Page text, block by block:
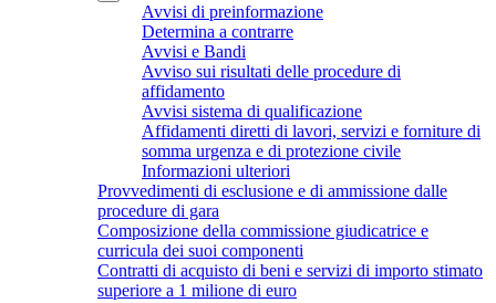
Avvisi di preinformazione
Determina a contrarre
Avvisi e Bandi
Avviso sui risultati delle procedure di
affidamento
Avvisi sistema di qualificazione
Affidamenti diretti di lavori, servizi e forniture di
somma urgenza e di protezione civile
Informazioni ulteriori
Provvedimenti di esclusione e di ammissione dalle
procedure di gara
Composizione della commissione giudicatrice e
curricula dei suoi componenti
Contratti di acquisto di beni e servizi di importo stimato
superiore a 1 milione di euro